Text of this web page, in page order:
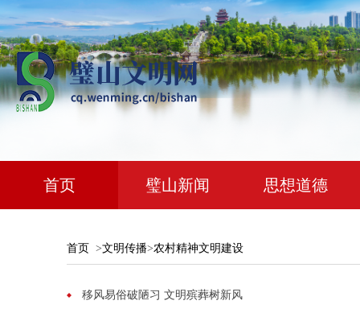
首页 璧山新闻 思想道德
首页 >文明传播>农村精神文明建设
移风易俗破陋习 文明殡葬树新风